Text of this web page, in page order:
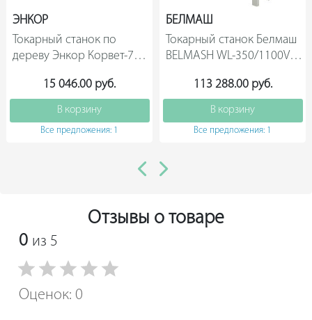
ЭНКОР
Токарный станок по
дереву Энкор Корвет-73
15 046.00 руб.
В корзину
Все предложения: 1
БЕЛМАШ
Токарный станок Белмаш
BELMASH WL-350/1100VS
113 288.00 руб.
В корзину
Все предложения: 1
Отзывы о товаре
0 из 5
Оценок: 0